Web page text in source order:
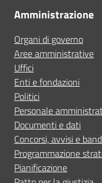
Amministrazione
Organi di governo
Aree amministrative
Uffici
Enti e fondazioni
Politici
Personale
Documenti e dati
Concorsi, avvisi e
Programmazione
Pianificazione